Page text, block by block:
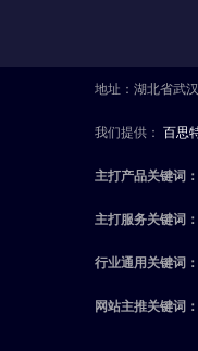
地址：湖北省武
我们提供： 百思
主打产品关键词：
主打服务关键词：
行业通用关键词：
网站主推关键词：